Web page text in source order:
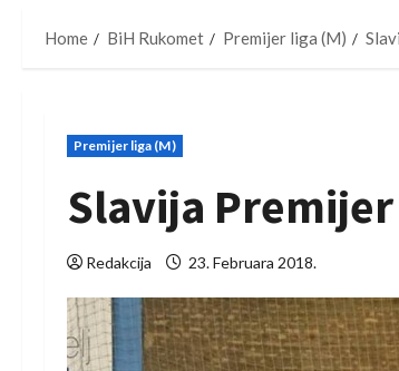
Home BiH Rukomet Premijer liga (M)
Premijer liga (M)
Slavija
Redakcija 23. Februara 2018.